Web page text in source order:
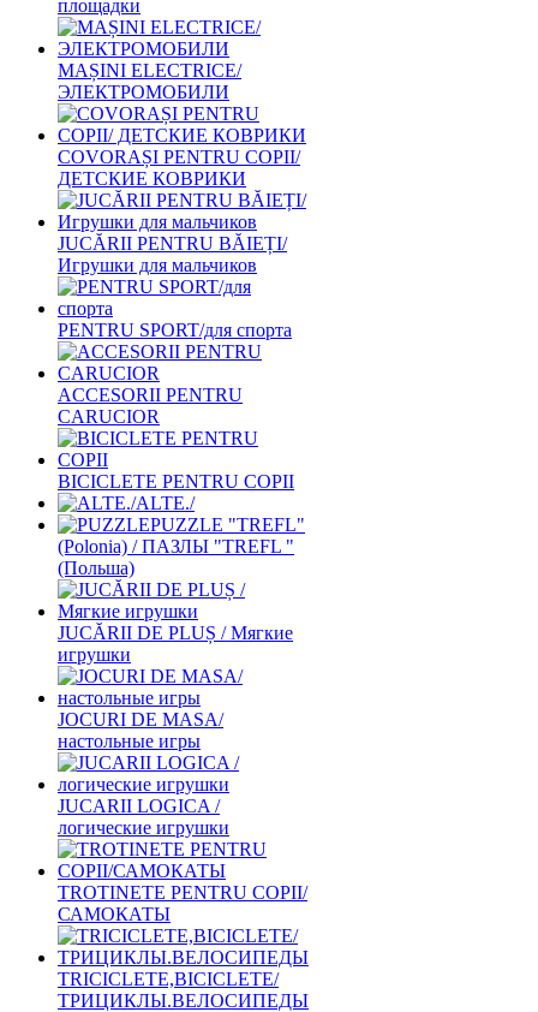
площадки
MAȘINI ELECTRICE/
ЭЛЕКТРОМОБИЛИ
COVORAȘI PENTRU COPII/
ДЕТСКИЕ КОВРИКИ
JUCĂRII PENTRU BĂIEȚI/
Игрушки для мальчиков
PENTRU SPORT/для спорта
ACCESORII PENTRU
CARUCIOR
BICICLETE PENTRU COPII
ALTE./
PUZZLE "TREFL"
(Polonia) / ПАЗЛЫ "TREFL "
(Польша)
JUCĂRII DE PLUȘ / Мягкие
игрушки
JOCURI DE MASA/
настольные игры
JUCARII LOGICA /
логические игрушки
TROTINETE PENTRU COPII/
САМОКАТЫ
TRICICLETE,BICICLETE/
ТРИЦИКЛЫ.ВЕЛОСИПЕДЫ